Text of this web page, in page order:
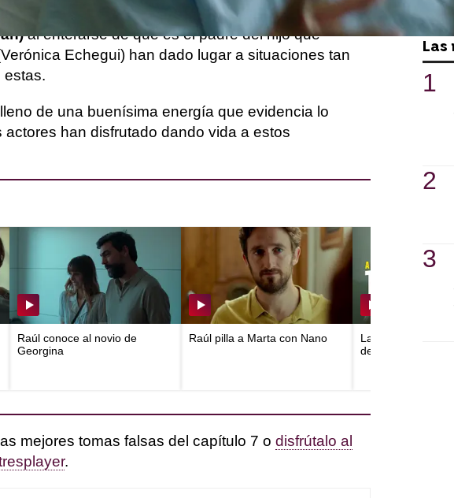
Georgina (Paula Malia), o los discursos de
Nano
al enterarse de que es el padre del hijo que
Echegui) han dado lugar a situaciones tan
estas.
de una buenísima energía que evidencia lo
actores han disfrutado dando vida a estos
Raúl conoce al novio de
Georgina
Raúl pilla a Marta con Nano
Las tomas falsas
de A muerte
mejores tomas falsas del capítulo 7 o disfrútalo al
.
Las